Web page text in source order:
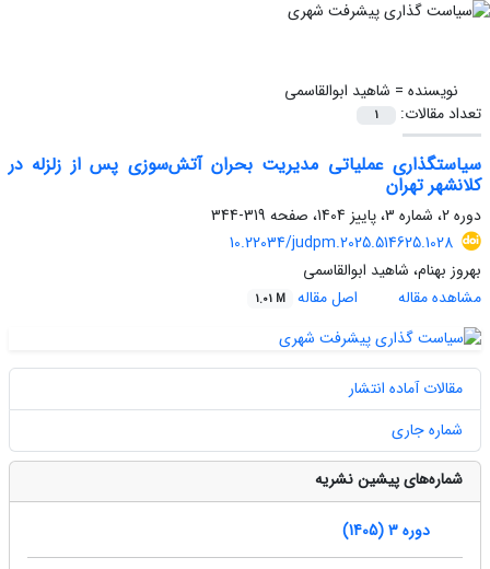
نویسنده = شاهید ابوالقاسمی
تعداد مقالات:
1
سیاستگذاری عملیاتی مدیریت بحران آتش‌سوزی‌ پس از زلزله در
کلانشهر تهران
دوره 2، شماره 3، پاییز 1404، صفحه
319-344
10.22034/judpm.2025.514625.1028
بهروز بهنام، شاهید ابوالقاسمی
مشاهده مقاله
اصل مقاله 1.01 M
مقالات آماده انتشار
شماره جاری
شماره‌های پیشین نشریه
دوره 3 (1405)